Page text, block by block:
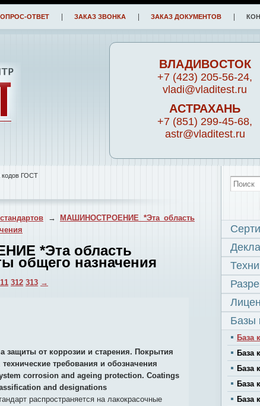
ОТВЕТ ЗАКАЗ ЗВОНКА ЗАКАЗ ДОКУМЕНТОВ
ВЛАДИВОСТОК
+7 (423) 205-56-24,
vladi@vladitest.ru
АСТРАХАНЬ
+7 (851) 299-45-68,
astr@vladitest.ru
кодов ГОСТ
→
МАШИНОСТРОЕНИЕ *Эта область
*Эта область
общего назначения
312 313 →
защиты от коррозии и старения. Покрытия
требования и обозначения
corrosion and ageing protection. Coatings
and designations
распространяется на лакокрасочные
Базы
База
База
База
База
База